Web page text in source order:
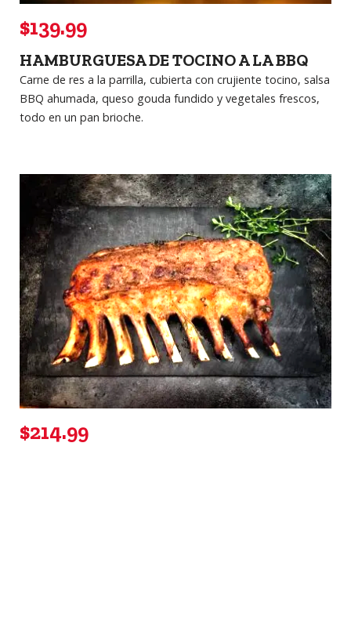
$139.99
HAMBURGUESA DE TOCINO A LA BBQ
Carne de res a la parrilla, cubierta con crujiente tocino, salsa
BBQ ahumada, queso gouda fundido y vegetales frescos,
todo en un pan brioche.
$214.99